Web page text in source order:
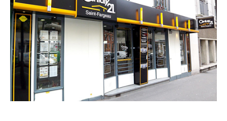
CENTURY 21 Saint-Fargeau
100 avenue Gambetta
PARIS - 75020
Envoyer un message
Téléphoner à l'agence